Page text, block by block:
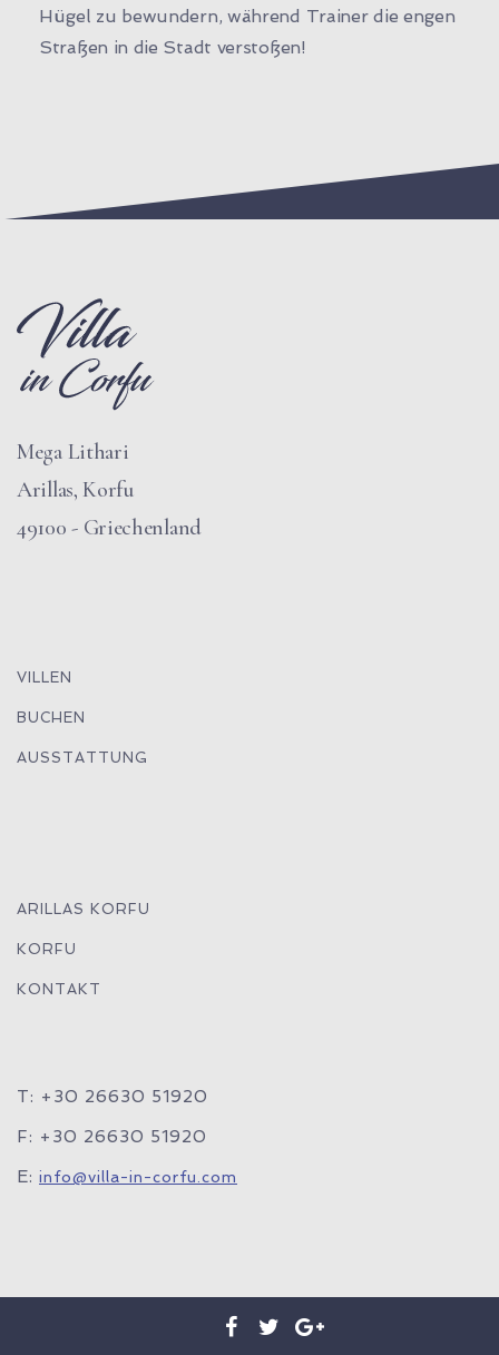
Hügel zu bewundern, während Trainer die engen
Straßen in die Stadt verstoßen!
Mega Lithari
Arillas, Korfu
49100 - Griechenland
VILLEN
BUCHEN
AUSSTATTUNG
ARILLAS KORFU
KORFU
KONTAKT
T: +30 26630 51920
F: +30 26630 51920
E: info@villa-in-corfu.com